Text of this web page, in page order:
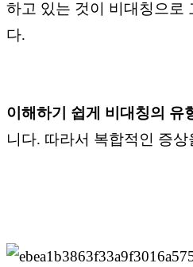
하고 있는 것이 비대칭으로
다.
이해하기 쉽게 비대칭의 유
니다. 따라서 복합적인 증